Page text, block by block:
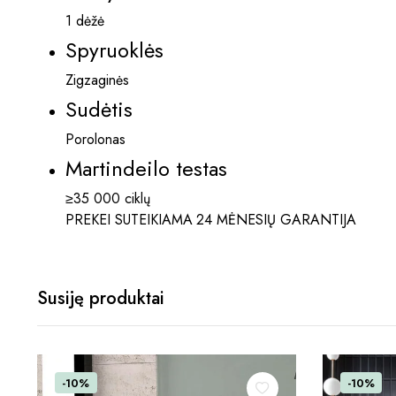
1 dėžė
Spyruoklės
Zigzaginės
Sudėtis
Porolonas
Martindeilo testas
≥35 000 ciklų
PREKEI SUTEIKIAMA 24 MĖNESIŲ GARANTIJA
Susiję produktai
-10% -10%